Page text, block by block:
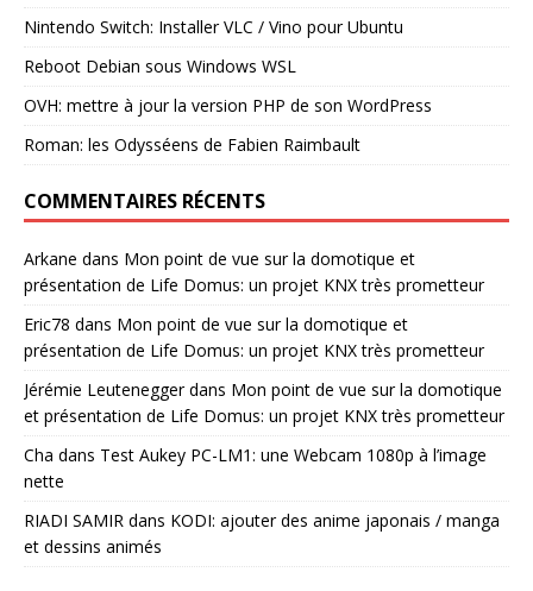
Nintendo Switch: Installer VLC / Vino pour Ubuntu
Reboot Debian sous Windows WSL
OVH: mettre à jour la version PHP de son WordPress
Roman: les Odysséens de Fabien Raimbault
COMMENTAIRES RÉCENTS
Arkane dans Mon point de vue sur la domotique et
présentation de Life Domus: un projet KNX très prometteur
Eric78 dans Mon point de vue sur la domotique et
présentation de Life Domus: un projet KNX très prometteur
Jérémie Leuteneggerdans Mon point de vue sur la domotique
et présentation de Life Domus: un projet KNX très prometteur
Cha dans Test Aukey PC-LM1: une Webcam 1080p à l’image
nette
RIADI SAMIR dans KODI: ajouter des anime japonais / manga
et dessins animés